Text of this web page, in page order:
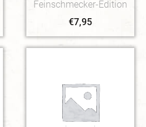
Feinschmecker-Edition
€7,95